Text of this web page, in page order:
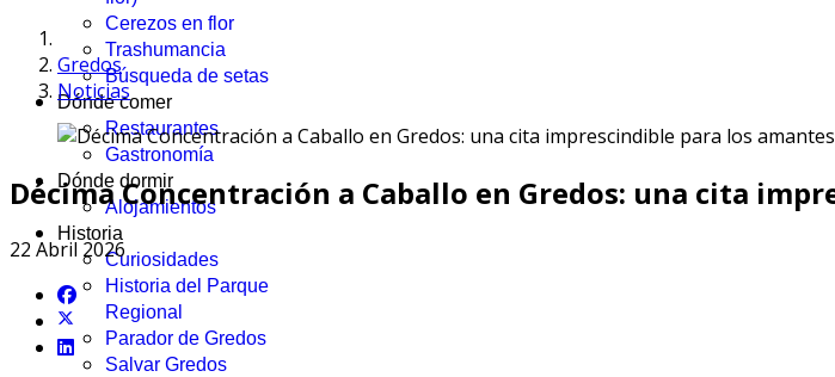
Cerezos en flor
Trashumancia
Búsqueda de setas
Dónde comer
Restaurantes
Gastronomía
Dónde dormir
Alojamientos
Historia
Curiosidades
Historia del Parque
Regional
Parador de Gredos
Salvar Gredos
Gredos
Noticias
Décima Concentración a Caballo en Gredos: una cita
22 Abril 2026